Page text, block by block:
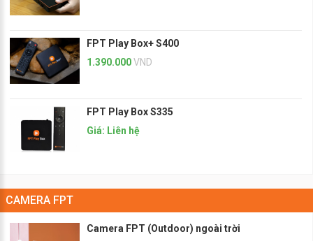
FPT Play Box+ S400
1.390.000VND
FPT Play Box S335
Giá: Liên hệ
CAMERA FPT
Camera FPT (Outdoor) ngoài trời